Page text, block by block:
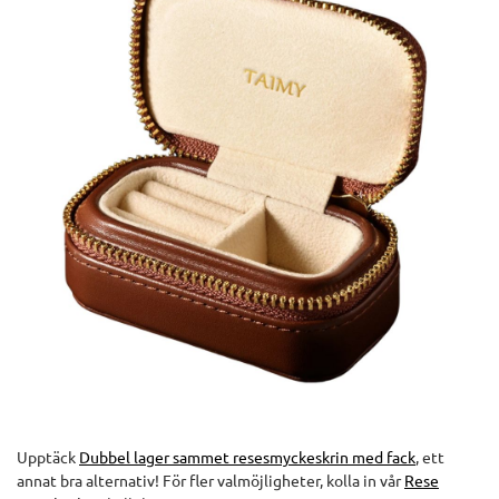
Upptäck Dubbel lager sammet resesmyckeskrin med fack, ett
annat bra alternativ! För fler valmöjligheter, kolla in vårRese